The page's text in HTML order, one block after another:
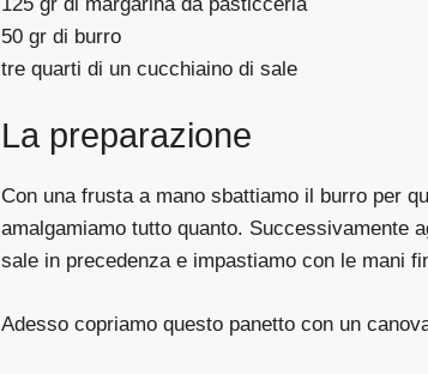
50 gr di burro
tre quarti di un cucchiaino di sale
La preparazione
Con una frusta a mano sbattiamo il burro per
amalgamiamo tutto quanto. Successivamente
sale in precedenza e impastiamo con le mani
Adesso copriamo questo panetto con un